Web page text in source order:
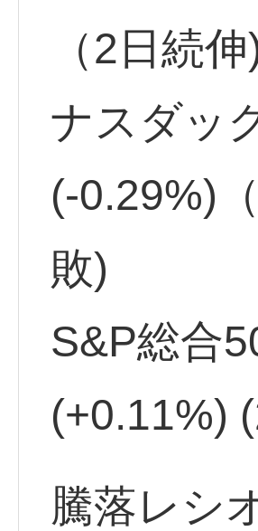
（2日続
ナスダ
(-0.29%)
敗)
S&P総
(+0.11%)
騰落レシ